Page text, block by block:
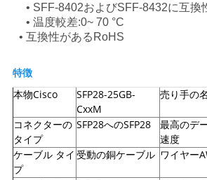
件
引
金
• SFF-8402およびSFF-8432に互換
• 温度較差:0~ 70 °C
• 互換性があるRoHS
特徴
本物Cisco
SFP28-25GB-
CxxM
売り手の
コネクターの
タイプ
SFP28へのSFP28
最高のデ
速度
ケーブル タイ
プ
受動の銅ケーブル ワイヤー